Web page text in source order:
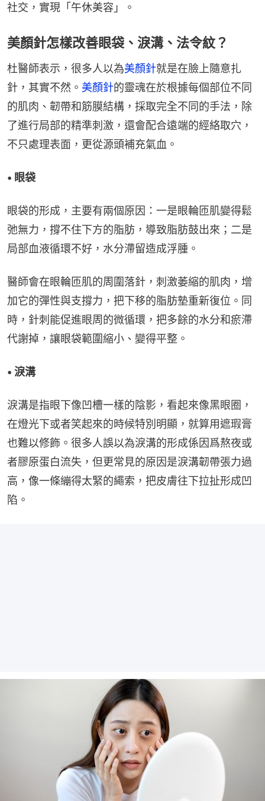
社交，實現「午休美容」。
美顏針怎樣改善眼袋、淚溝、法令紋？
杜醫師表示，很多人以為美顏針就是在臉上隨意扎
針，其實不然。 美顏針的靈魂在於根據每個部位不同
的肌肉、韌帶和筋膜結構，採取完全不同的手法，除
了進行局部的精準刺激，還會配合遠端的經絡取穴，
不只處理表面，更從源頭補充氣血。
• 眼袋
眼袋的形成，主要有兩個原因：一是眼輪匝肌變得鬆
弛無力，撐不住下方的脂肪，導致脂肪鼓出來；二是
局部血液循環不好，水分滯留造成浮腫。
醫師會在眼輪匝肌的周圍落針，刺激萎縮的肌肉，增
加它的彈性與支撐力，把下移的脂肪墊重新復位。同
時，針刺能促進眼周的微循環，把多餘的水分和瘀滯
代謝掉，讓眼袋範圍縮小、變得平整。
• 淚溝
淚溝是指眼下像凹槽一樣的陰影，看起來像黑眼圈，
在燈光下或者笑起來的時候特別明顯，就算用遮瑕膏
也難以修飾。很多人誤以為淚溝的形成係因爲熬夜或
者膠原蛋白流失，但更常見的原因是淚溝韌帶張力過
高，像一條繃得太緊的繩索，把皮膚往下拉扯形成凹
陷。